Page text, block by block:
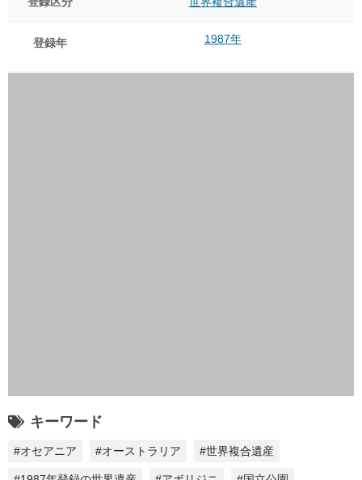
登録年 1987年
キーワード
#オセアニア #オーストラリア #世界複合遺産